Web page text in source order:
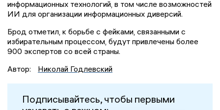
информационных технологий, в том числе возможностей
ИИ для организации информационных диверсий.
Брод отметил, к борьбе с фейками, связанными с
избирательным процессом, будут привлечены более
900 экспертов со всей страны.
Автор:
Николай Годлевский
Подписывайтесь, чтобы первыми